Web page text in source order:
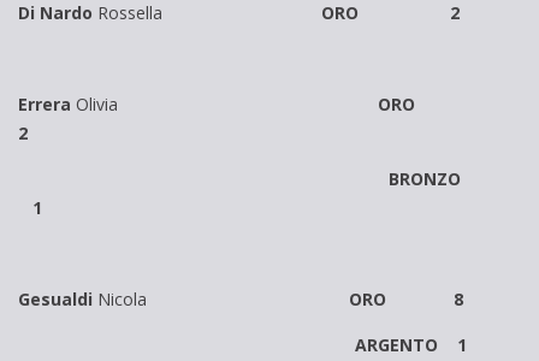
Di Nardo Rossella ORO 2
Errera Olivia ORO
2
BRONZO
1
Gesualdi Nicola ORO 8
ARGENTO 1